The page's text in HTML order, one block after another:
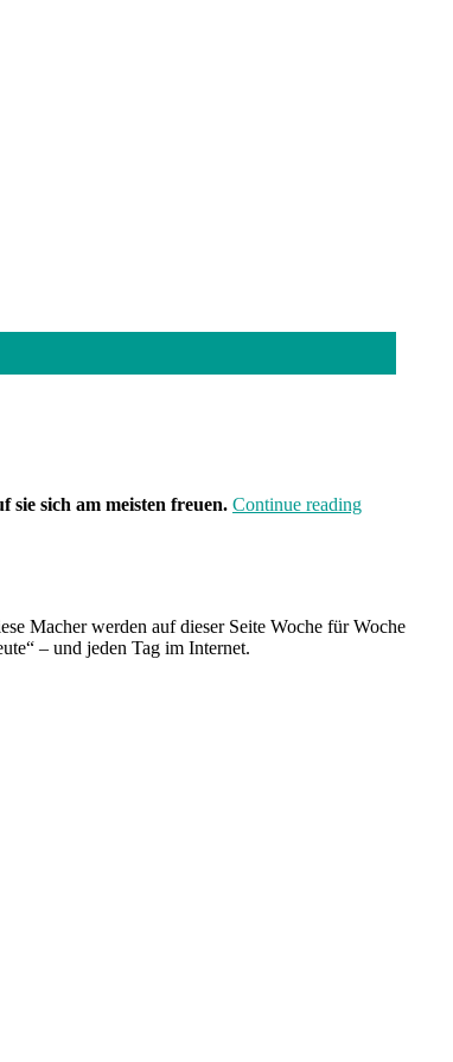
sie sich am meisten freuen. Continue reading„Die
Macher werden auf dieser Seite Woche für Woche
– und jeden Tag im Internet.